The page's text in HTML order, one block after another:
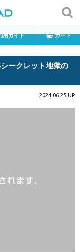
用ガイド カート
ークレット地獄の
2024.06.25 UP